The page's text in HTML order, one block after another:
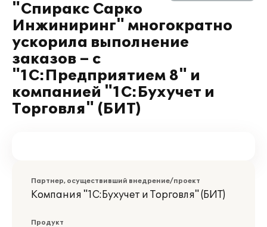
"Спиракс Сарко
Инжиниринг" многократно
ускорила выполнение
заказов – с
"1С:Предприятием 8" и
компанией "1С:Бухучет и
Торговля" (БИТ)
Партнер, осуществивший внедрение/проект
Компания "1С:Бухучет и Торговля" (БИТ)
Продукт